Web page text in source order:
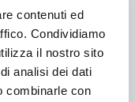
contenuti ed
Condividiamo
il nostro sito
analisi dei dati
combinarle con